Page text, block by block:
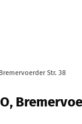
Str. 38